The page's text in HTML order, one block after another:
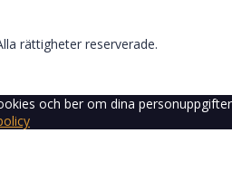
rättigheter reserverade.
och ber om dina